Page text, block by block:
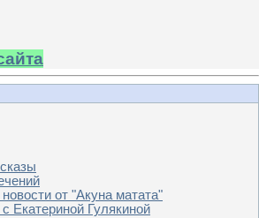
от "Акуна матата"
Екатериной Гулякиной